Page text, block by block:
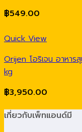
฿549.00
Quick View
Orijen โอริเจน อาหาร
kg
฿3,950.00
เกี่ยวกับเพ็ทแอนด์มี